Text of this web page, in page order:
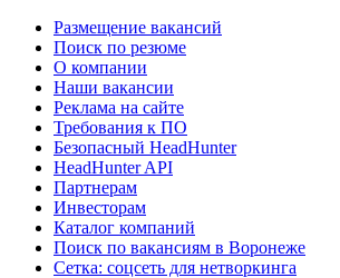
Размещение вакансий
Поиск по резюме
О компании
Наши вакансии
Реклама на сайте
Требования к ПО
Безопасный HeadHunter
HeadHunter API
Партнерам
Инвесторам
Каталог компаний
Поиск по вакансиям в Воронеже
Сетка: соцсеть для нетворкинга